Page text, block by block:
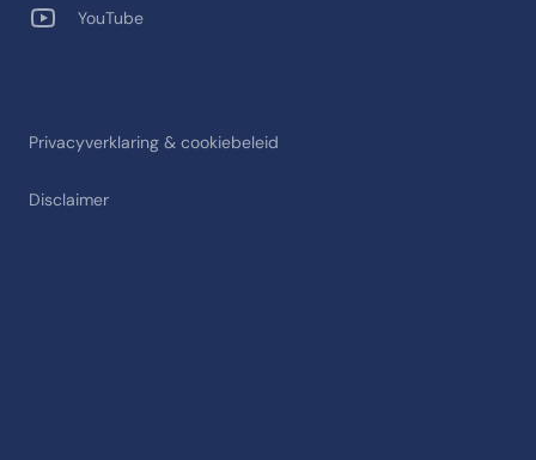
Privacyverklaring & cookiebeleid
Disclaimer
YouTube